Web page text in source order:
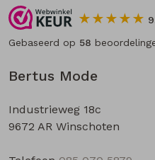
Bertus Mode
Industrieweg 18c
9672 AR Winschoten
Gebaseerd op 58